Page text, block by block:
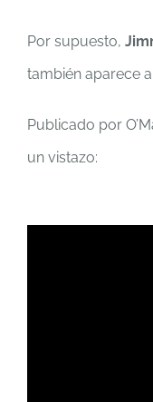
Por supuesto,
también aparece
Publicado por
un vistazo: